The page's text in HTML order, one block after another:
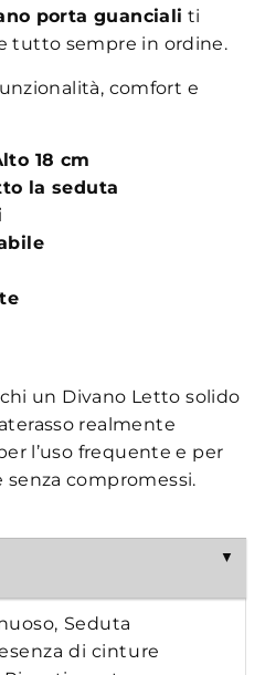
porta guanciali ti
tutto sempre in ordine.
comfort e
18 cm
la seduta
un Divano Letto solido
realmente
l’uso frequente e per
compromessi.
Seduta
di cinture